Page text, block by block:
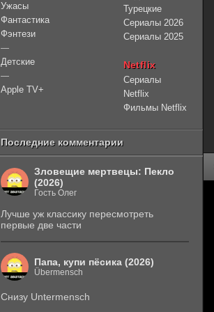
Ужасы
Фантастика
Фэнтези
—
Детские
—
Apple TV+
Турецкие
Сериалы 2026
Сериалы 2025
Netflix
Сериалы
Netflix
Фильмы Netflix
Последние комментарии
Зловещие мертвецы: Пекло
(2026)
Гость Олег
Лучше уж классику пересмотреть
первые две части
Папа, купи пёсика (2026)
Übermensch
Снизу Untermensch